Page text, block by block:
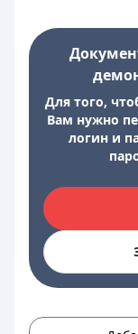
Для того,
Вам нужно
логин и